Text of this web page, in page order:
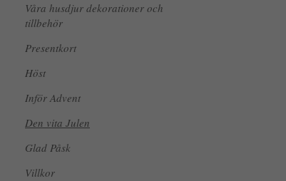
Våra husdjur dekorationer och
tillbehör
Presentkort
Höst
Inför Advent
Den vita Julen
Glad Påsk
Villkor